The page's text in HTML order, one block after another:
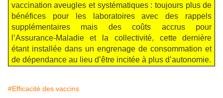
vaccination aveugles et systématiques : toujours plus de
bénéfices pour les laboratoires avec des rappels
supplémentaires mais des coûts accrus pour
l’Assurance-Maladie et la collectivité, cette dernière
étant installée dans un engrenage de consommation et
de dépendance au lieu d’être incitée à plus d’autonomie.
#Efficacité des vaccins